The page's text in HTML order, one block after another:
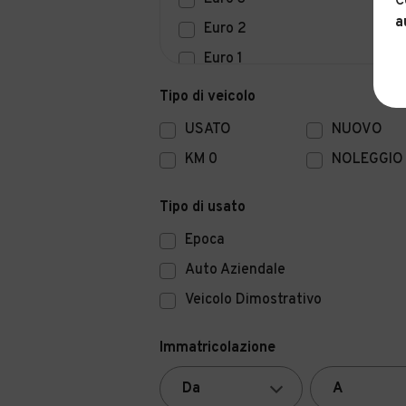
Euro 2
Euro 1
Euro 0
Tipo di veicolo
USATO
NUOVO
KM 0
NOLEGGIO
Tipo di usato
Epoca
Auto Aziendale
Veicolo Dimostrativo
Immatricolazione